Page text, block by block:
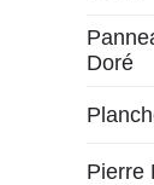
Doré
Pierre